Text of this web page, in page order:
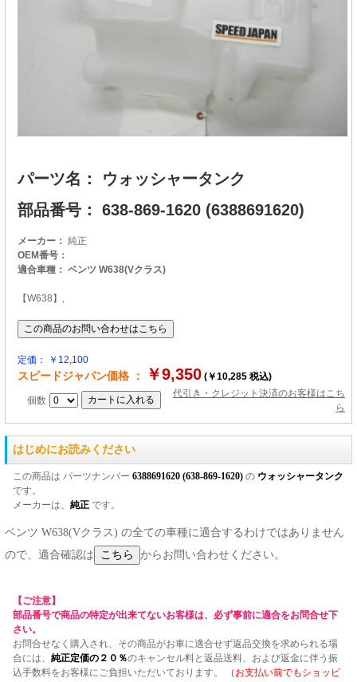
パーツ名： ウォッシャータンク
部品番号： 638-869-1620 (6388691620)
メーカー： 純正
OEM番号：
適合車種： ベンツ W638(Vクラス)
【W638】,
定価： ￥12,100
スピードジャパン価格 ： ￥9,350 (￥10,285 税込)
個数
代引き・クレジット決済のお客様はこち
ら
はじめにお読みください
この商品は パーツナンバー 6388691620 (638-869-1620) の ウォッシャータンク
です。
メーカーは、 純正 です。
ベンツ W638(Vクラス) の全ての車種に適合するわけではありません
ので、適合確認は
からお問い合わせください。
【ご注意】
部品番号で商品の特定が出来てないお客様は、必ず事前に適合をお問合せ下
さい。
お問合せなく購入され、その商品がお車に適合せず返品交換を求められる場
合には、 純正定価の２０％のキャンセル料と返品送料、および返金に伴う振
込手数料をお客様にご負担いただいております。
（お支払い前でもショッピ